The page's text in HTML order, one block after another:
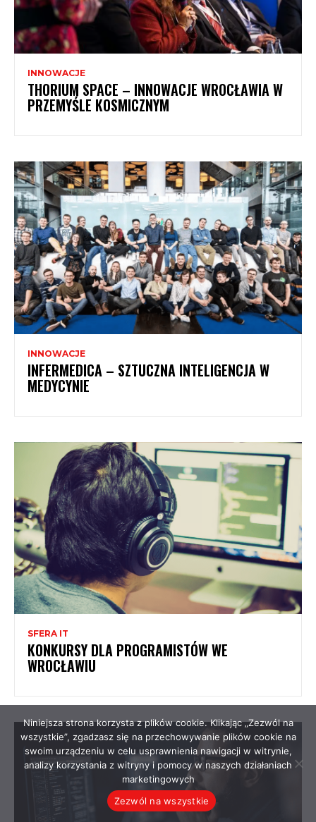
INNOWACJE
THORIUM SPACE – INNOWACJE WROCŁAWIA W
PRZEMYŚLE KOSMICZNYM
INNOWACJE
INFERMEDICA – SZTUCZNA INTELIGENCJA W
MEDYCYNIE
SFERA IT
KONKURSY DLA PROGRAMISTÓW WE
WROCŁAWIU
Niniejsza strona korzysta z plików cookie. Klikając „Zezwól na
wszystkie”, zgadzasz się na przechowywanie plików cookie na
swoim urządzeniu w celu usprawnienia nawigacji w witrynie,
analizy korzystania z witryny i pomocy w naszych działaniach
marketingowych
Zezwól na wszystkie